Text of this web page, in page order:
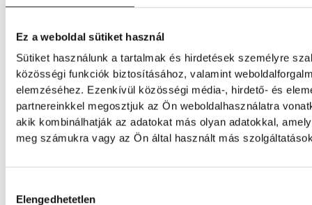
Ez a weboldal sütiket használ
Sütiket használunk a tartalmak és hirdetések személyre
közösségi funkciók biztosításához, valamint
elemzéséhez. Ezenkívül közösségi média-, hirdető- és
partnereinkkel megosztjuk az Ön weboldalhasználatra
akik kombinálhatják az adatokat más olyan adatokkal,
meg számukra vagy az Ön által használt más
Elengedhetetlen
éjjel tetőzik majd a Perseidák
ugyanezen a napon részleges
meg lehet majd figyelni.
Lekapcsolják Veszprém
díszkivilágítását, elzárják a
szökőkutakat